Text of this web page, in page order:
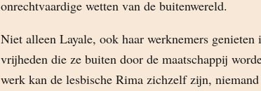
onrechtvaardige wetten van de buitenwereld.
Niet alleen Layale, ook haar werknemers genieten
vrijheden die ze buiten door de maatschappij
werk kan de lesbische Rima zichzelf zijn, niemand